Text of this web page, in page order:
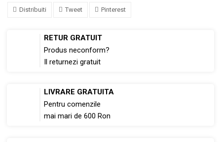
Distribuiti Tweet Pinterest
RETUR GRATUIT
Produs neconform?
Il returnezi gratuit
LIVRARE GRATUITA
Pentru comenzile
mai mari de 600 Ron